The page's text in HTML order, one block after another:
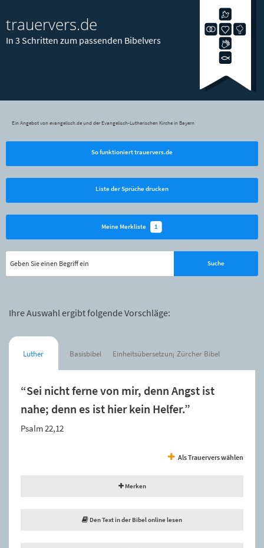
trauervers.de
In 3 Schritten zum passenden Bibelvers
Ein Angebot von evangelisch.de und der Evangelisch-Lutherischen Kirche in Bayern
So funktioniert trauervers.de
Liste der Sprüche drucken
Meine Merkliste 1
Ihre Auswahl ergibt folgende Vorschläge:
Luther Basisbibel Einheitsübersetzung Zürcher Bibel
“Sei nicht ferne von mir, denn Angst ist
nahe; denn es ist hier kein Helfer.”
Psalm 22,12
Als Trauervers wählen
Merken
Den Text in der Bibel online lesen